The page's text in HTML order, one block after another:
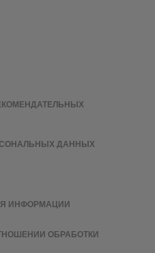
ДАННЫХ
ИНФОРМАЦИИ
ОБРАБОТКИ